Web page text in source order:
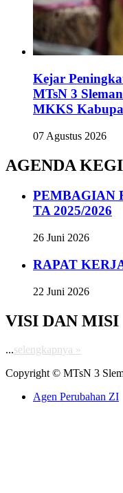
Kejar
MTsN 3
MKKS
07 Agustus 2026
AGENDA
PEMBAGIAN
TA 2025/2026
26 Juni 2026
RAPAT
22 Juni 2026
VISI DAN MISI
...selengkapnya »
Copyright © MTsN 3
Agen Perubahan ZI